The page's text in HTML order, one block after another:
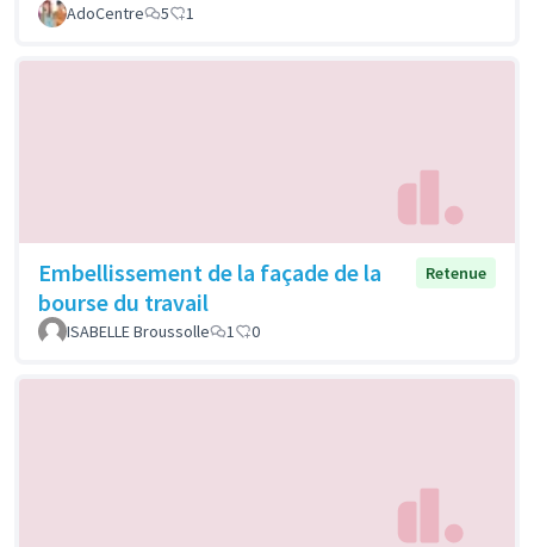
AdoCentre 5 1
Embellissement de la façade de la
bourse du travail
Retenue
ISABELLE Broussolle 1 0